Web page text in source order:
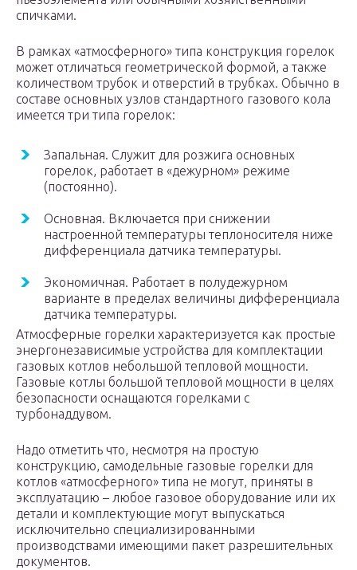
спичками.
В рамках «атмосферного» типа конструкция горелок
может отличаться геометрической формой, а также
количеством трубок и отверстий в трубках. Обычно в
составе основных узлов стандартного газового кола
имеется три типа горелок:
Запальная. Служит для розжига основных
горелок, работает в «дежурном» режиме
(постоянно).
Основная. Включается при снижении
настроенной температуры теплоносителя ниже
дифференциала датчика температуры.
Экономичная. Работает в полудежурном
варианте в пределах величины дифференциала
датчика температуры.
Атмосферные горелки характеризуется как простые
энергонезависимые устройства для комплектации
газовых котлов небольшой тепловой мощности.
Газовые котлы большой тепловой мощности в целях
безопасности оснащаются горелками с
турбонаддувом.
Надо отметить что, несмотря на простую
конструкцию, самодельные газовые горелки для
котлов «атмосферного» типа не могут, приняты в
эксплуатацию – любое газовое оборудование или их
детали и комплектующие могут выпускаться
исключительно специализированными
производствами имеющими пакет разрешительных
документов.